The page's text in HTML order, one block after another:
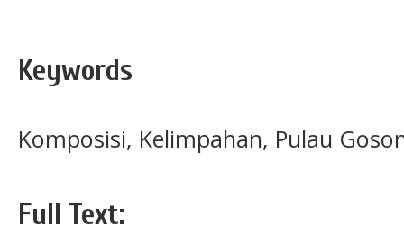
Keywords
Komposisi, Kelimpahan, Pulau
Full Text: